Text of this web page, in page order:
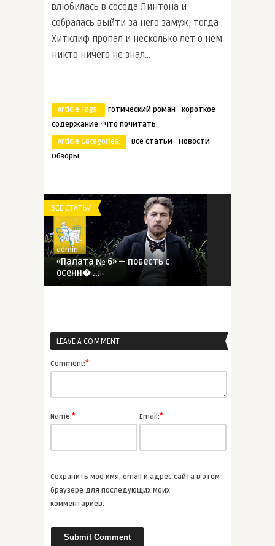
влюбилась в соседа Линтона и
собралась выйти за него замуж, тогда
Хитклиф пропал и несколько лет о нем
никто ничего не знал…
Article Tags: готический роман · короткое
содержание · что почитать
Article Categories:
Все статьи · Новости ·
Обзоры
ВСЕ СТАТЬИ
admin
«Палата № 6» — повесть с
осенн� ...
admin
хэллоуински� ...
АУДИО
admin
4 рассказа Стивена Кинга, котор
LEAVE A COMMENT
Comment:*
Name:* Email:*
Сохранить моё имя, email и адрес сайта в этом
браузере для последующих моих
комментариев.